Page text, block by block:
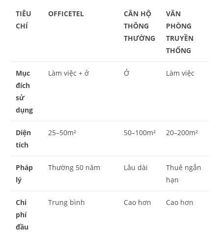
TIÊU
CHÍ
OFFICETEL
CĂN HỘ
THÔNG
THƯỜNG
VĂN
PHÒNG
TRUYỀN
THỐNG
Mục
đích
sử
dụng
Làm việc + ở Ở Làm việc
Diện
tích
25–50m² 50–100m² 20–200m²
Pháp
lý
Thường 50 năm Lâu dài
Thuê ngắn
hạn
Chi
phí
đầu
Trung bình Cao hơn Cao hơn